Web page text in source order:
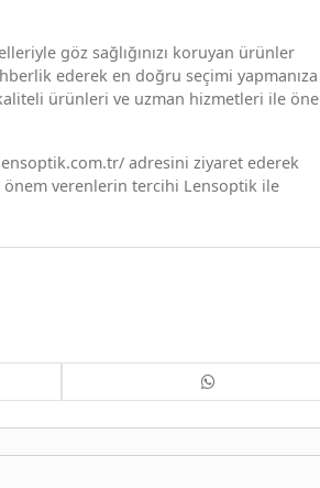
göz sağlığınızı koruyan ürünler
ederek en doğru seçimi yapmanıza
ürünleri ve uzman hizmetleri ile öne
adresini ziyaret ederek
önem verenlerin tercihi Lensoptik ile